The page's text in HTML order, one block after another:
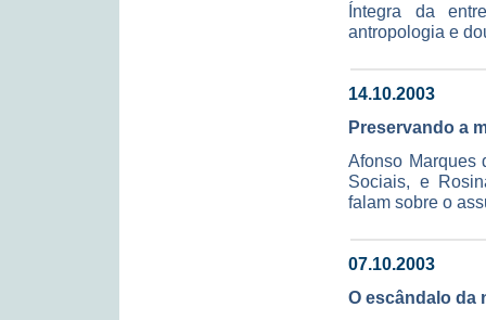
Íntegra da
antropologia e
14.10.2003
Preservando a
Afonso Marques
Sociais, e
falam sobre o
07.10.2003
O escândalo da